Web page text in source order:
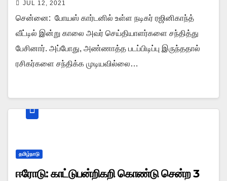
JUL 12, 2021
சென்னை: போயஸ் கார்டனில் உள்ள நடிகர் ரஜினிகாந்த்
வீட்டில் இன்று காலை அவர் செய்தியாளர்களை சந்தித்து
பேசினார். அப்போது, அண்ணாத்த படப்பிடிப்பு இருந்ததால்
ரசிகர்களை சந்திக்க முடியவில்லை…
தமிழ்நாடு
ஈரோடு: காட்டுபன்றிகறி கொண்டு சென்ற 3